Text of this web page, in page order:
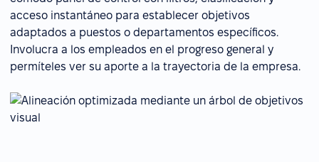
acceso instantáneo para establecer objetivos
adaptados a puestos o departamentos específicos.
Involucra a los empleados en el progreso general y
permíteles ver su aporte a la trayectoria de la empresa.